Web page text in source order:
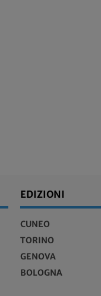
EDIZIONI
CUNEO
TORINO
GENOVA
BOLOGNA